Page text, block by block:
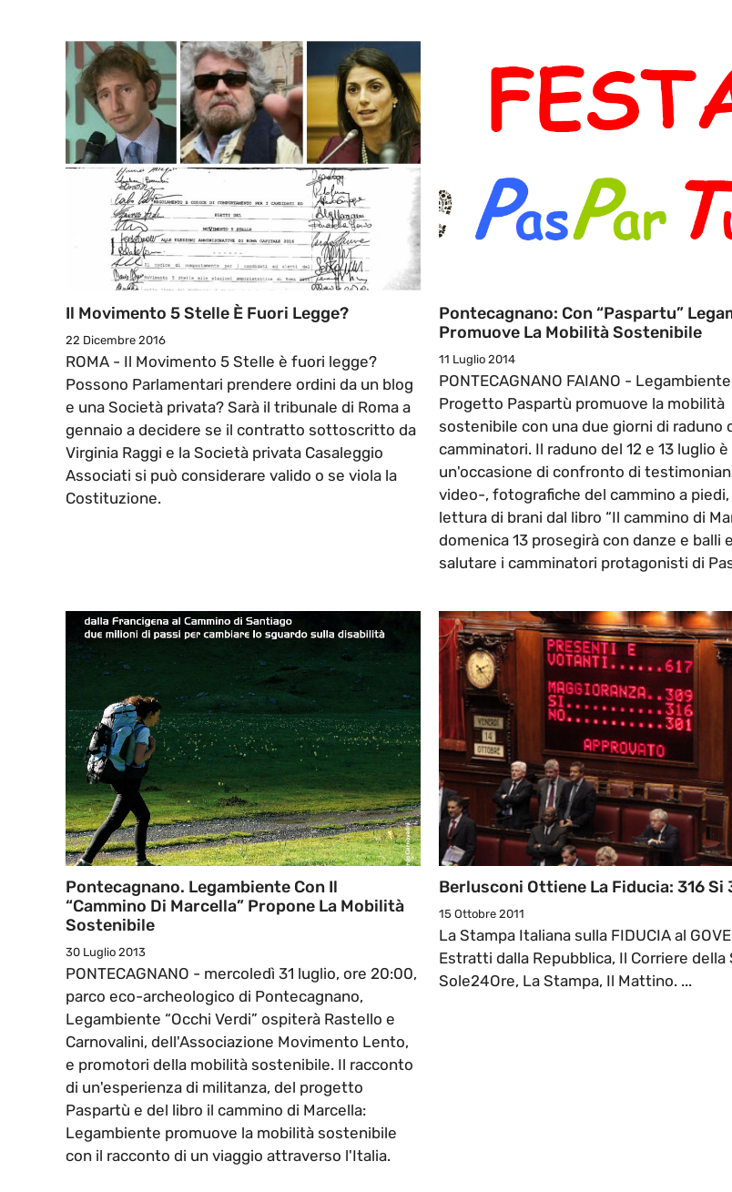
Il Movimento 5 Stelle È Fuori Legge?
22 Dicembre 2016
ROMA - Il Movimento 5 Stelle è fuori legge?
Possono Parlamentari prendere ordini da un blog
e una Società privata? Sarà il tribunale di Roma a
gennaio a decidere se il contratto sottoscritto da
Virginia Raggi e la Società privata Casaleggio
Associati si può considerare valido o se viola la
Costituzione.
Pontecagnano: Con “Paspartu”
Promuove La Mobilità Sostenibile
11 Luglio 2014
PONTECAGNANO FAIANO -
Progetto Paspartù promuove la mobilità
sostenibile con una due giorni di raduno
camminatori. Il raduno del 12 e 13 luglio è
un'occasione di confronto di
video-, fotografiche del cammino a
lettura di brani dal libro “Il cammino di
domenica 13 prosegirà con danze e balli
salutare i camminatori protagonisti di
Pontecagnano. Legambiente Con Il
“Cammino Di Marcella” Propone La Mobilità
Sostenibile
30 Luglio 2013
PONTECAGNANO - mercoledì 31 luglio, ore 20:00,
parco eco-archeologico di Pontecagnano,
Legambiente “Occhi Verdi” ospiterà Rastello e
Carnovalini, dell'Associazione Movimento Lento,
e promotori della mobilità sostenibile. Il racconto
di un'esperienza di militanza, del progetto
Paspartù e del libro il cammino di Marcella:
Legambiente promuove la mobilità sostenibile
con il racconto di un viaggio attraverso l'Italia.
Berlusconi Ottiene La Fiducia: 316 Si
15 Ottobre 2011
La Stampa Italiana sulla FIDUCIA al
Estratti dalla Repubblica, Il Corriere della
Sole24Ore, La Stampa, Il Mattino. ...